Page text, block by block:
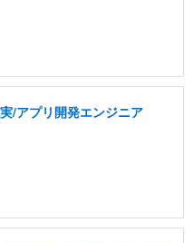
/アプリ開発エンジニア